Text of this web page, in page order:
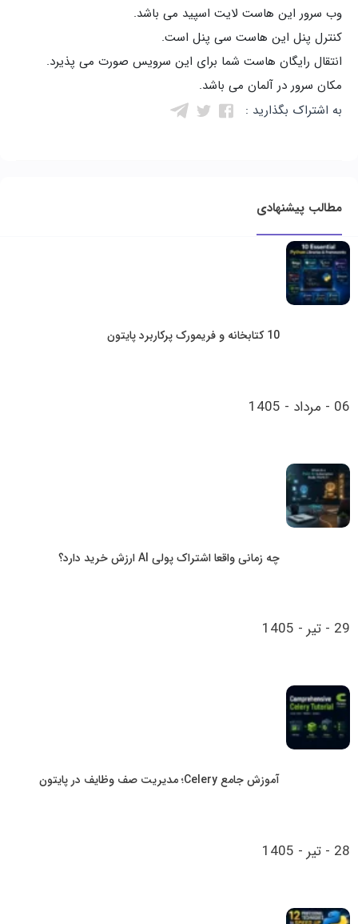
وب سرور این هاست لایت اسپید می باشد.
کنترل پنل این هاست سی پنل است.
انتقال رایگان هاست شما برای این سرویس صورت می پذیرد.
مکان سرور در آلمان می باشد.
به اشتراک بگذارید :
مطالب پیشنهادی
10 کتابخانه و فریمورک پرکاربرد پایتون
06 - مرداد - 1405
چه زمانی واقعا اشتراک پولی AI ارزش خرید دارد؟
29 - تیر - 1405
آموزش جامع Celery؛ مدیریت صف وظایف در پایتون
28 - تیر - 1405